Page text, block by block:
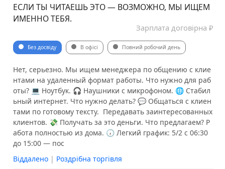
ЕСЛИ ТЫ ЧИТАЕШЬ ЭТО — ВОЗМОЖНО, МЫ ИЩЕМ
ИМЕННО ТЕБЯ.
Зарплата договірна ₽
Без досвіду В офісі Повний робочий день
Нет, серьезно. Мы ищем менеджера по общению с клие
нтами на удаленный формат работы. Что нужно для раб
оты? 💻 Ноутбук. 🎧 Наушники с микрофоном. 🌐 Стабил
ьный интернет. Что нужно делать? 💬 Общаться с клиен
тами по готовому тексту. ️ Передавать заинтересованных
клиентов. 💸 Получать за это деньги. Что предлагаем? Р
абота полностью из дома. 🕡 Легкий график: 5/2 с 06:30
до 15:00 — пос
Віддалено | Роздрібна торгівля